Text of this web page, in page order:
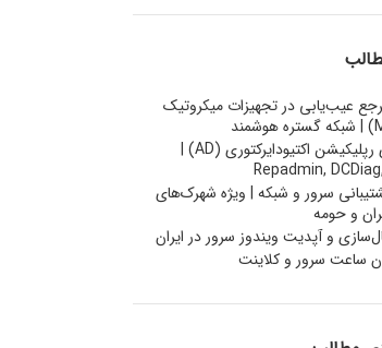
عیب‌یابی در تجهیزات میکروتیک
رفع خطای رپلیکیشن اکتیودایرکتوری (AD) |
Repadmin,
سرور و شبکه | ویژه شهرک‌های
و حومه
و آپدیت ویندوز سرور در ایران
ساعت سرور و کلاینت